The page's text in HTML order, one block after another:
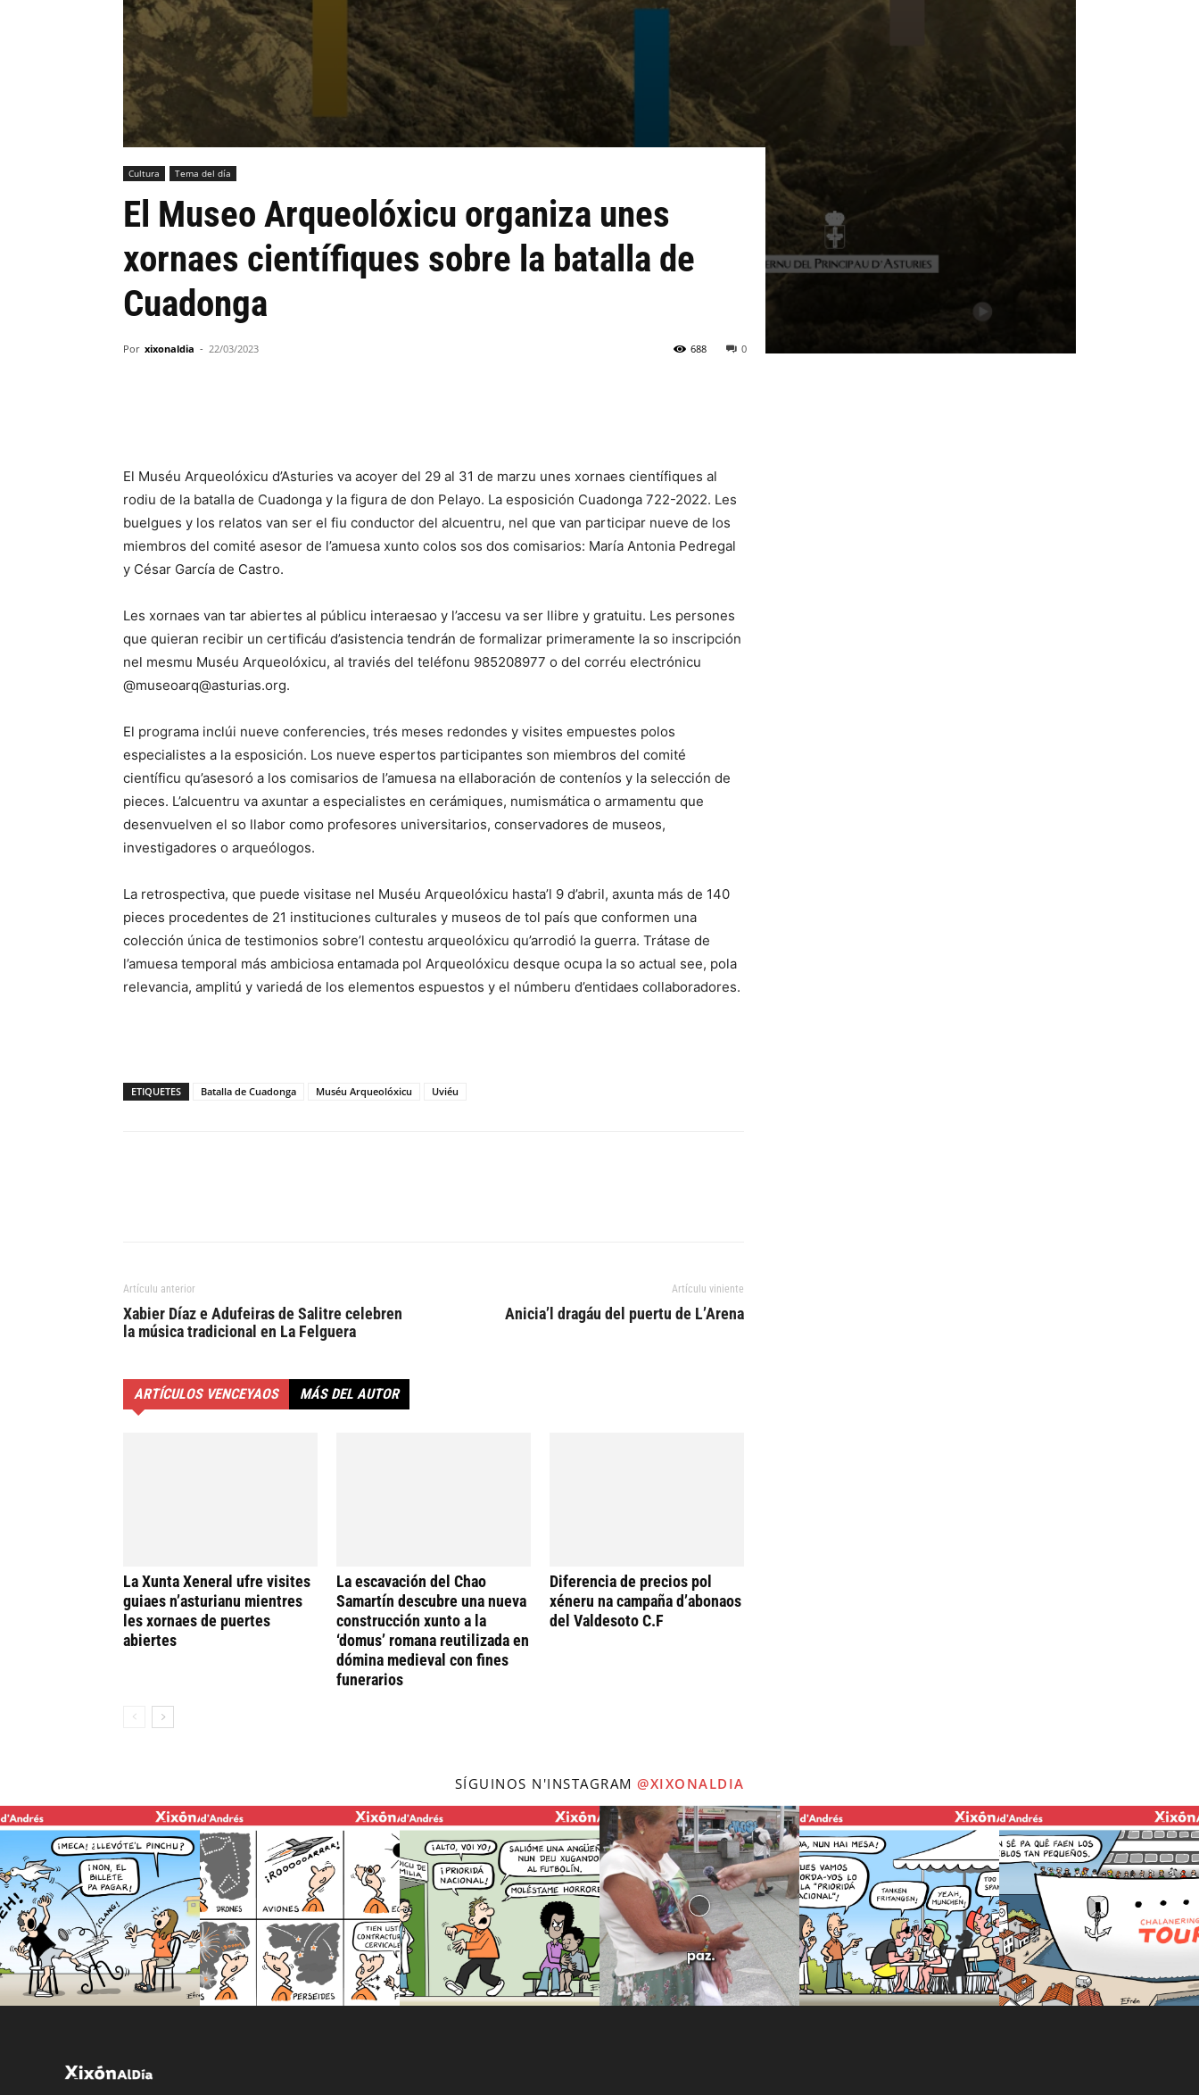
Cultura Tema del día
El Museo Arqueolóxicu organiza unes
xornaes científiques sobre la batalla de
Cuadonga
Por xixonaldia - 22/03/2023 0
688
El Muséu Arqueolóxicu d’Asturies va acoyer del 29 al 31 de marzu unes xornaes científiques al
rodiu de la batalla de Cuadonga y la figura de don Pelayo. La esposición Cuadonga 722-2022. Les
buelgues y los relatos van ser el fiu conductor del alcuentru, nel que van participar nueve de los
miembros del comité asesor de l’amuesa xunto colos sos dos comisarios: María Antonia Pedregal
y César García de Castro.
Les xornaes van tar abiertes al públicu interaesao y l’accesu va ser llibre y gratuitu. Les persones
que quieran recibir un certificáu d’asistencia tendrán de formalizar primeramente la so inscripción
nel mesmu Muséu Arqueolóxicu, al traviés del teléfonu 985208977 o del corréu electrónicu
@museoarq@asturias.org.
El programa inclúi nueve conferencies, trés meses redondes y visites empuestes polos
especialistes a la esposición. Los nueve espertos participantes son miembros del comité
científicu qu’asesoró a los comisarios de l’amuesa na ellaboración de conteníos y la selección de
pieces. L’alcuentru va axuntar a especialistes en cerámiques, numismática o armamentu que
desenvuelven el so llabor como profesores universitarios, conservadores de museos,
investigadores o arqueólogos.
La retrospectiva, que puede visitase nel Muséu Arqueolóxicu hasta’l 9 d’abril, axunta más de 140
pieces procedentes de 21 instituciones culturales y museos de tol país que conformen una
colección única de testimonios sobre’l contestu arqueolóxicu qu’arrodió la guerra. Trátase de
l’amuesa temporal más ambiciosa entamada pol Arqueolóxicu desque ocupa la so actual see, pola
relevancia, amplitú y variedá de los elementos espuestos y el númberu d’entidaes collaboradores.
ETIQUETES Batalla de Cuadonga Muséu Arqueolóxicu Uviéu
Artículu anterior
Xabier Díaz e Adufeiras de Salitre celebren
la música tradicional en La Felguera
Artículu viniente
Anicia’l dragáu del puertu de L’Arena
ARTÍCULOS VENCEYAOS MÁS DEL AUTOR
La Xunta Xeneral ufre visites
guiaes n’asturianu mientres
les xornaes de puertes
abiertes
La escavación del Chao
Samartín descubre una nueva
construcción xunto a la
‘domus’ romana reutilizada en
dómina medieval con fines
funerarios
Diferencia de precios pol
xéneru na campaña d’abonaos
del Valdesoto C.F
SÍGUINOS N'INSTAGRAM @XIXONALDIA